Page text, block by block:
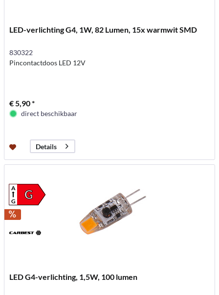
LED-verlichting G4, 1W, 82 Lumen, 15x warmwit SMD
830322
Pincontactdoos LED 12V
€ 5,90 *
direct beschikbaar
Details
G
A
G
LED G4-verlichting, 1,5W, 100 lumen